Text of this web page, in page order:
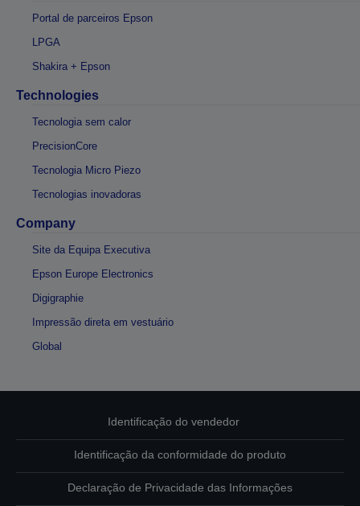
Portal de parceiros Epson
LPGA
Shakira + Epson
Technologies
Tecnologia sem calor
PrecisionCore
Tecnologia Micro Piezo
Tecnologias inovadoras
Company
Site da Equipa Executiva
Epson Europe Electronics
Digigraphie
Impressão direta em vestuário
Global
Identificação do vendedor
Identificação da conformidade do produto
Declaração de Privacidade das Informações